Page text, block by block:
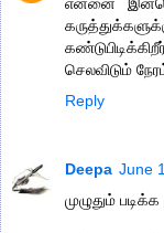
செலவிடும்
Reply
Deepa June
முழுதும்